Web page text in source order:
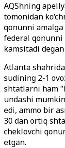
AQShning
tomonidan
qonunni
federal qonunni
kamsitadi
Atlanta
sudining 2-1
shtatlarni ham
undashi
edi, ammo bir
30 dan ortiq
cheklovchi
etgan.